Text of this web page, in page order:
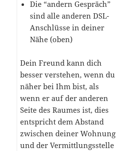
Die “andern Gespräch”
sind alle anderen DSL-
Anschlüsse in deiner
Nähe (oben)
Dein Freund kann dich
besser verstehen, wenn du
näher bei Ihm bist, als
wenn er auf der anderen
Seite des Raumes ist, dies
entspricht dem Abstand
zwischen deiner Wohnung
und der Vermittlungsstelle